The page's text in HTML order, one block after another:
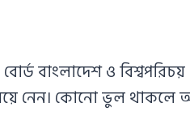
বাংলাদেশ ও
নেন। কোনো ভুল থাকলে